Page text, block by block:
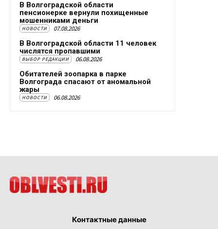
В Волгоградской области
пенсионерке вернули похищенные
мошенниками деньги
НОВОСТИ 07.08.2026
В Волгоградской области 11 человек
числятся пропавшими
ВЫБОР РЕДАКЦИИ 06.08.2026
Обитателей зоопарка в парке
Волгограда спасают от аномальной
жары
НОВОСТИ 06.08.2026
Контактные данные